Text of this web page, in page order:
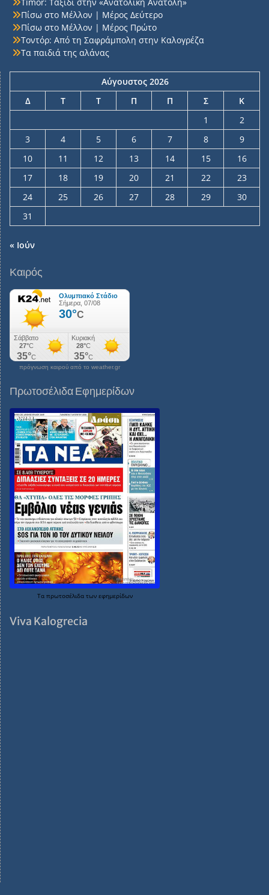
Πίσω στο Μέλλον | Μέρος Δεύτερο
Πίσω στο Μέλλον | Μέρος Πρώτο
Τοντόρ: Από τη Σαφράμπολη στην Καλογρέζα
Τα παιδιά της αλάνας
Αύγουστος 2026
Δ
Τ Τ Π Π Σ
Κ
1
2
3
4 5 6 7 8
9
10
11 12 13 14 15
16
17
18 19 20 21 22
23
24
25 26 27 28 29
30
31
« Ιούν
Καιρός
πρόγνωση καιρού από το weather.gr
Πρωτοσέλιδα Εφημερίδων
Τα πρωτοσέλιδα των εφημερίδων
Viva Kalogrecia